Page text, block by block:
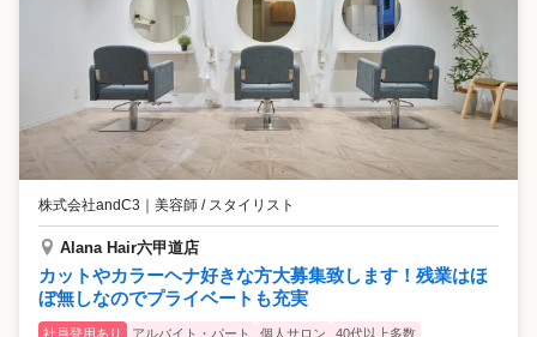
株式会社andC3 美容師 / スタイリスト
Alana Hair六甲道店
カットやカラーヘナ好きな方大募集致します！残業はほ
ぼ無しなのでプライベートも充実
社員登用あり アルバイト・パート 個人サロン
40代以上多数